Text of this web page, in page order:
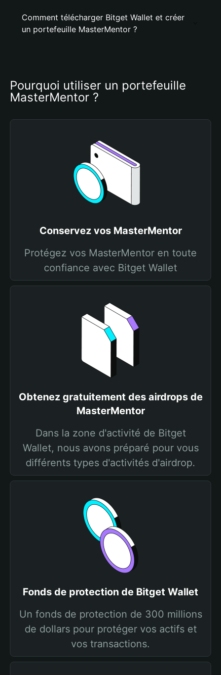
Comment télécharger Bitget Wallet et créer
un portefeuille MasterMentor ?
Pourquoi utiliser un portefeuille
MasterMentor ?
Conservez vos MasterMentor
Protégez vos MasterMentor en toute
confiance avec Bitget Wallet
Obtenez gratuitement des airdrops de
MasterMentor
Dans la zone d'activité de Bitget
Wallet, nous avons préparé pour vous
différents types d'activités d'airdrop.
Fonds de protection de Bitget Wallet
Un fonds de protection de 300 millions
de dollars pour protéger vos actifs et
vos transactions.